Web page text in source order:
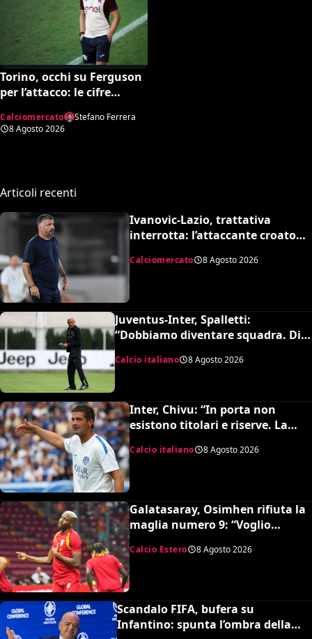
Torino, occhi su Ferguson
per l’attacco: le cifre
Calciomercato
Stefano Ferrera
8 Agosto 2026
Articoli recenti
Ivanovic-Lazio, trattativa
interrotta: l’attaccante croato
Calciomercato 8 Agosto 2026
Juventus-Inter, Spalletti:
“Dobbiamo diventare squadra. Di
Gregorio? Cose che possono
capitare”
Calcio italiano 8 Agosto 2026
Inter, Chivu: “In porta non
esistono titolari e riserve. La
Calcio italiano 8 Agosto 2026
Galatasaray, Osimhen rifiuta la
maglia numero 9: “Voglio
Calcio Estero 8 Agosto 2026
Scandalo FIFA, bufera su
Infantino: spunta l’ombra della